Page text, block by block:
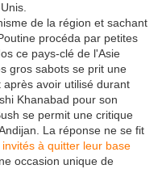
de la région et sachant
procéda par petites
ce pays-clé de l'Asie
gros sabots se prit une
avoir utilisé durant
Khanabad pour son
se permit une critique
La réponse ne se fit
invités à quitter leur base
occasion unique de